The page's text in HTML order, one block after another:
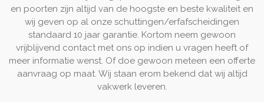
en poorten zijn altijd van de hoogste en beste kwaliteit en
wij geven op al onze schuttingen/erfafscheidingen
standaard 10 jaar garantie. Kortom neem gewoon
vrijblijvend contact met ons op indien u vragen heeft of
meer informatie wenst. Of doe gewoon meteen een offerte
aanvraag op maat. Wij staan erom bekend dat wij altijd
vakwerk leveren.